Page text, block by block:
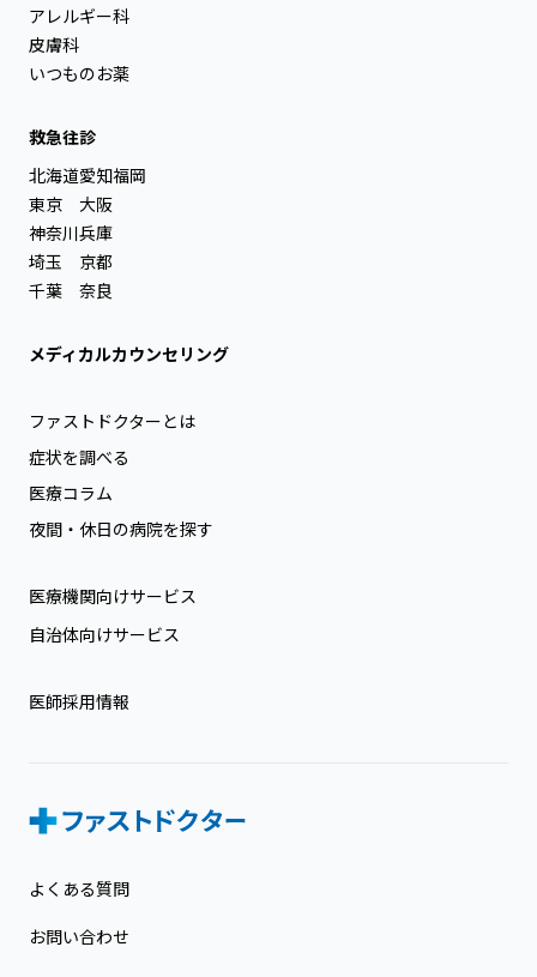
アレルギー科
皮膚科
いつものお薬
救急往診
北海道
東京
神奈川
埼玉
千葉
愛知
大阪
兵庫
京都
奈良
福岡
メディカルカウンセリング
ファストドクターとは
症状を調べる
医療コラム
夜間・休日の病院を探す
医療機関向けサービス
自治体向けサービス
医師採用情報
よくある質問
お問い合わせ